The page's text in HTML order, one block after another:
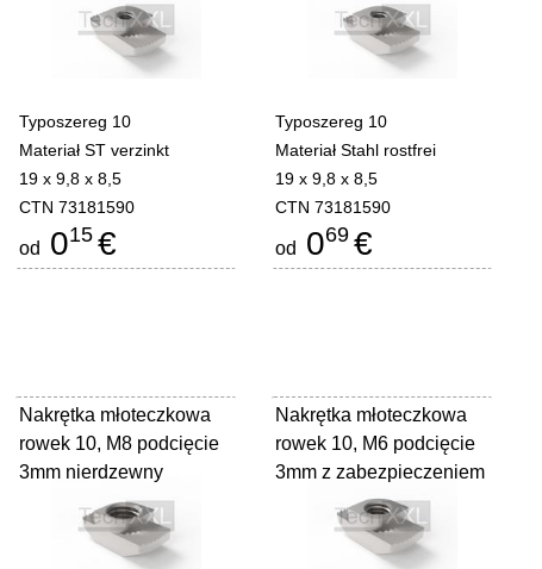
Typoszereg 10
Materiał ST verzinkt
19 x 9,8 x 8,5
CTN 73181590
od 015 €
Typoszereg 10
Materiał Stahl rostfrei
19 x 9,8 x 8,5
CTN 73181590
od 069 €
Nakrętka młoteczkowa
rowek 10, M8 podcięcie
3mm nierdzewny
Nakrętka młoteczkowa
rowek 10, M6 podcięcie
3mm z zabezpieczeniem